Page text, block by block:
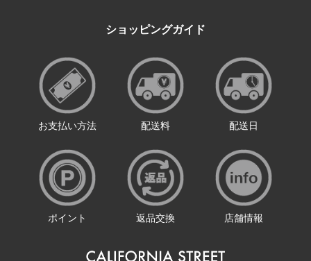
ショッピングガイド
お支払い方法 配送料 配送日
ポイント 返品交換 店舗情報